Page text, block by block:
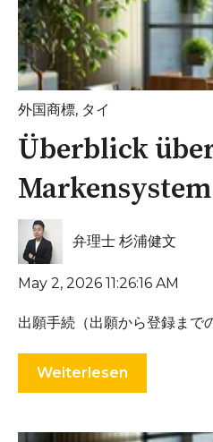
外国商標, タイ
Überblick
弁理士 杉浦健文
May 2, 2026 11:26:16 AM
出願手続（出願から登録まで
Weiterlesen